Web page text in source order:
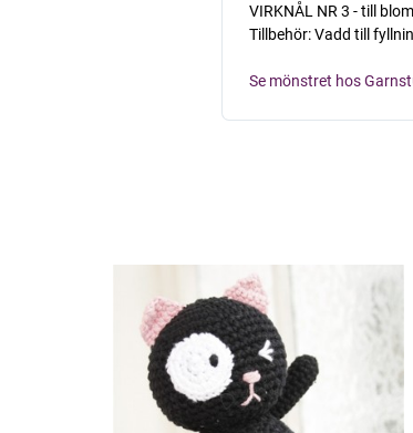
VIRKNÅL NR 3 - till
Tillbehör: Vadd till
Se mönstret hos